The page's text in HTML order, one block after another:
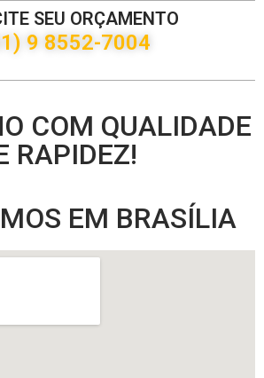
SEU ORÇAMENTO
9 8552-7004
COM QUALIDADE
RAPIDEZ!
EM BRASÍLIA